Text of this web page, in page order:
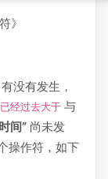
》
有没有发生，
已经过去大于 与
间” 尚未发
操作符，如下